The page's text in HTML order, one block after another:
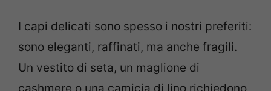
I capi delicati sono spesso i nostri preferiti:
sono eleganti, raffinati, ma anche fragili.
Un vestito di seta, un maglione di
cashmere o una camicia di lino richiedono